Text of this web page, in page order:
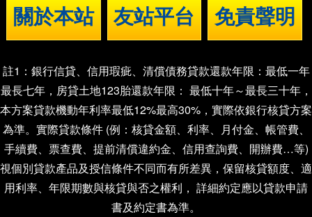
關於本站 友站平台 免責聲明
註1：銀行信貸、信用瑕疵、清償債務貸款還款年限：最低一年
最長七年，房貸土地123胎還款年限： 最低十年～最長三十年，
本方案貸款機動年利率最低12%最高30%，實際依銀行核貸方案
為準。實際貸款條件 (例：核貸金額、利率、月付金、帳管費、
手續費、票查費、提前清償違約金、信用查詢費、開辦費…等)
視個別貸款產品及授信條件不同而有所差異，保留核貸額度、適
用利率、年限期數與核貸與否之權利， 詳細約定應以貸款申請
書及約定書為準。